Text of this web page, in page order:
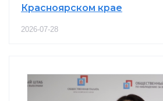
Красноярском крае
2026-07-28